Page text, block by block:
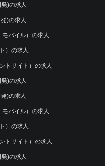
)の求人
)の求人
バイル）の求人
）の求人
トサイト）の求人
)の求人
)の求人
バイル）の求人
）の求人
トサイト）の求人
)の求人